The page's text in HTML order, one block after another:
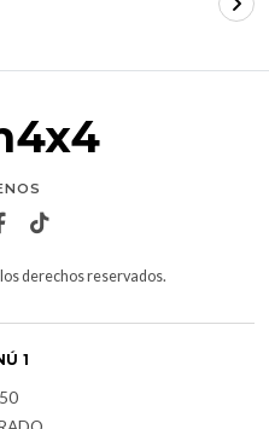
derechos reservados.
1